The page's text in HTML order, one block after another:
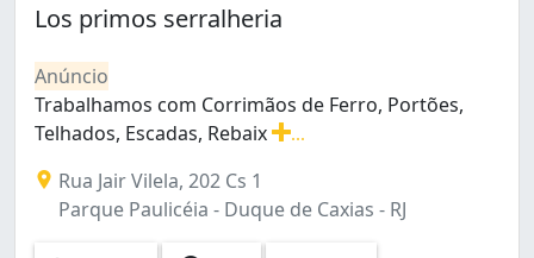
Cordovil (6)
Cosmos (3)
Costa Barros (2)
Curicica (7)
Del Castilho (2)
Encantado (6)
Engenheiro Leal (1)
Engenho Novo (2)
Los primos serralheria
Anúncio
Trabalhamos com Corrimãos de Ferro, Portões,
Telhados, Escadas, Rebaix
Rua Jair Vilela, 202 Cs 1
Parque Paulicéia - Duque de Caxias - RJ